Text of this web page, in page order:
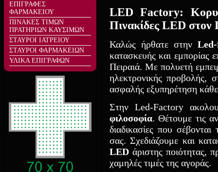
ΕΠΙΓΡΑΦΕΣ
ΦΑΡΜΑΚΕΙΟΥ
ΠΙΝΑΚΕΣ ΤΙΜΩΝ
ΠΡΑΤΗΡΙΩΝ ΚΑΥΣΙΜΩΝ
ΣΤΑΥΡΟΙ ΙΑΤΡΕΙΟΥ
ΣΤΑΥΡΟΙ ΦΑΡΜΑΚΕΙΩΝ
ΥΛΙΚΑ ΕΠΙΓΡΑΦΩΝ
LED Factory:
Πινακίδες LED στον
Καλώς ήρθατε στην
κατασκευής και εμπορίας
Πειραιά. Με πολυετή
ηλεκτρονικής προβολής,
ασφαλής εξυπηρέτηση
Στην Led-Factory
φιλοσοφία. Θέτουμε τις
διαδικασίες που
σας. Σχεδιάζουμε και
LED άριστης ποιότητας,
χαμηλές τιμές της αγοράς.